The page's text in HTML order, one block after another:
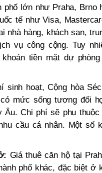
phố lớn như Praha, Brno
tế như Visa,
nhà hàng, khách sạn,
vụ công cộng. Tuy
khoản tiền mặt dự
sinh hoạt, Cộng hòa
mức sống tương đối
Âu. Chi phí sẽ phụ thuộc
cầu cá nhân. Một số
Giá thuê căn hộ tại
phố khác, đặc biệt ở